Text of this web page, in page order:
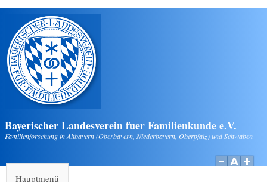
Direkt zum Inhalt
Bayerischer Landesverein fuer Familienkunde e.V.
Familienforschung in Altbayern (Oberbayern, Niederbayern, Oberpfalz) und Schwaben
Hauptmenü